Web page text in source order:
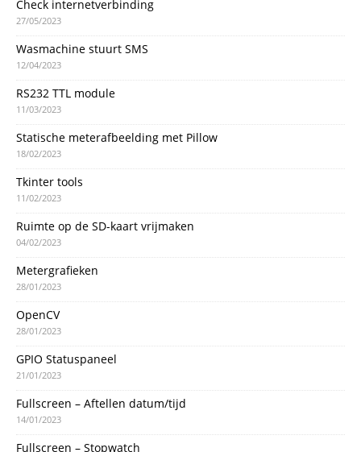
Check internetverbinding
27/05/2023
Wasmachine stuurt SMS
12/04/2023
RS232 TTL module
11/03/2023
Statische meterafbeelding met Pillow
18/02/2023
Tkinter tools
11/02/2023
Ruimte op de SD-kaart vrijmaken
04/02/2023
Metergrafieken
28/01/2023
OpenCV
28/01/2023
GPIO Statuspaneel
21/01/2023
Fullscreen – Aftellen datum/tijd
14/01/2023
Fullscreen – Stopwatch